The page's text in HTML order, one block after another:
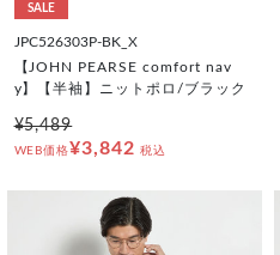
SALE
JPC526303P-BK_X
【JOHN PEARSE comfort nav
y】【半袖】ニットポロ/ブラック
¥5,489
WEB価格¥3,842 税込